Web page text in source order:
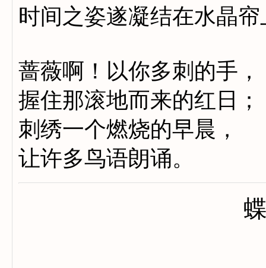
时间之姿遂凝结在水晶帘
蔷薇啊！以你多刺的手，
握住那滚地而来的红日；
刺绣一个燃烧的早晨，
让许多鸟语朗诵。